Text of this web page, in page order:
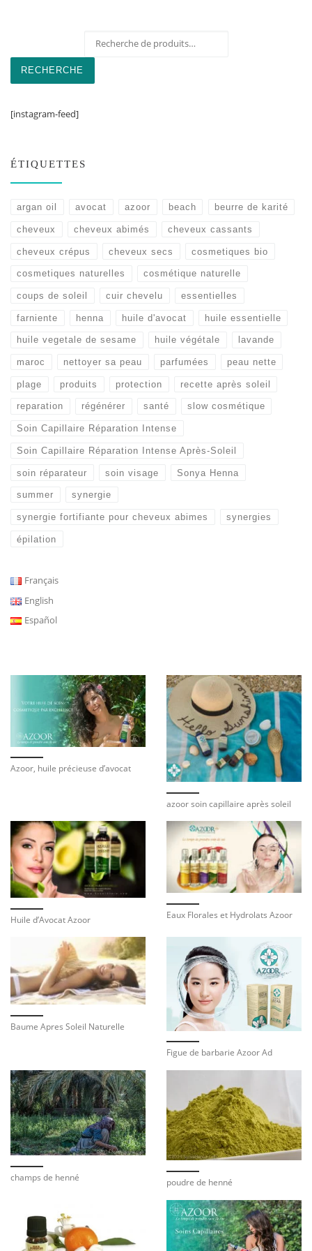
RECHERCHE
[instagram-feed]
ÉTIQUETTES
argan oil avocat azoor beach beurre de karité
cheveux cheveux abimés cheveux cassants
cheveux crépus cheveux secs cosmetiques bio
cosmetiques naturelles cosmétique naturelle
coups de soleil cuir chevelu essentielles
farniente henna huile d'avocat huile essentielle
huile vegetale de sesame huile végétale lavande
maroc nettoyer sa peau parfumées peau nette
plage produits protection recette après soleil
reparation régénérer santé slow cosmétique
Soin Capillaire Réparation Intense
Soin Capillaire Réparation Intense Après-Soleil
soin réparateur soin visage Sonya Henna
summer synergie
synergie fortifiante pour cheveux abimes synergies
épilation
Français
English
Español
Azoor, huile précieuse d’avocat
azoor soin capillaire après soleil
Huile d’Avocat Azoor Eaux Florales et Hydrolats Azoor
Baume Apres Soleil Naturelle
Figue de barbarie Azoor Ad
champs de henné poudre de henné